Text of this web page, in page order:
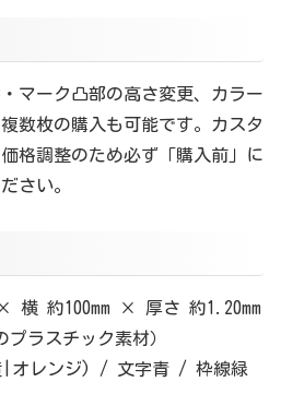
マーク凸部の高さ変更、カラー
数枚の購入も可能です。カスタ
格調整のため必ず「購入前」に
さい。
横 約100mm × 厚さ 約1.20mm
プラスチック素材）
|オレンジ) / 文字青 / 枠線緑